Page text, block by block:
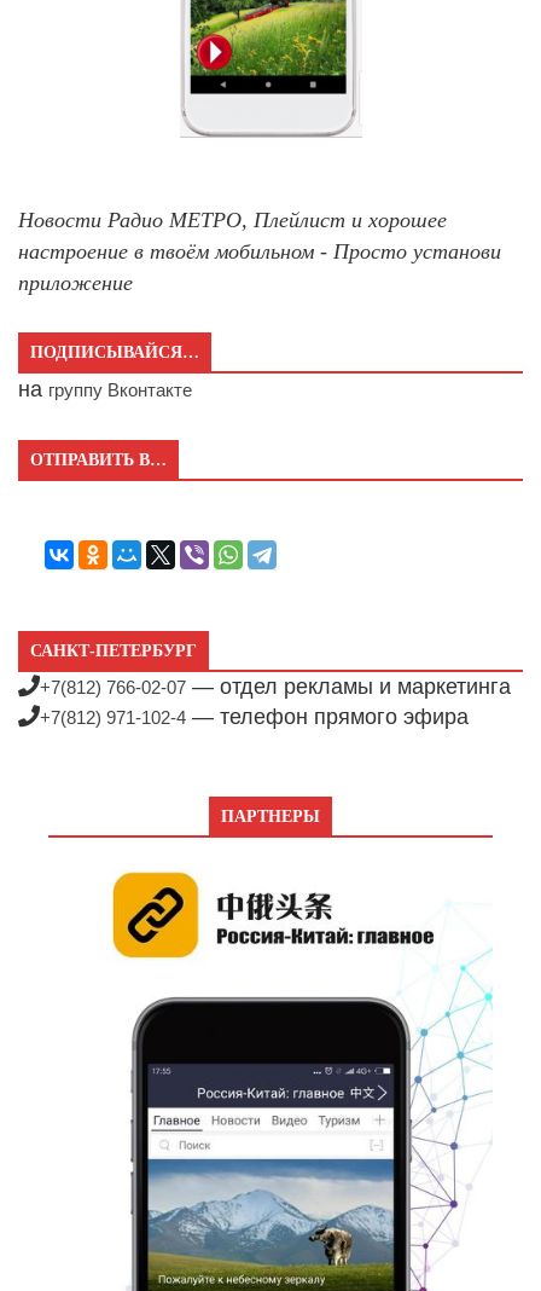
Новости Радио МЕТРО, Плейлист и хорошее
настроение в твоём мобильном - Просто установи
приложение
ПОДПИСЫВАЙСЯ…
на группу Вконтакте
ОТПРАВИТЬ В…
САНКТ-ПЕТЕРБУРГ
+7(812) 766-02-07 — отдел рекламы и маркетинга
+7(812) 971-102-4 — телефон прямого эфира
ПАРТНЕРЫ